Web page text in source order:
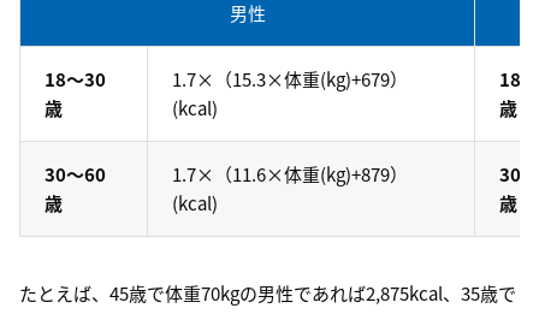
男性
18～30
歳
1.7×（15.3×体重(kg)+679）
(kcal)
18
歳
30～60
歳
1.7×（11.6×体重(kg)+879）
(kcal)
30
歳
たとえば、45歳で体重70kgの男性であれば2,875kcal、35歳で